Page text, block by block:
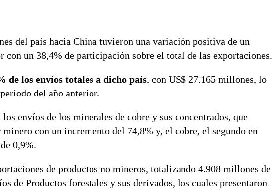
del país hacia China tuvieron una variación positiva de un
un 38,4% de participación sobre el total de las exportaciones.
de los envíos totales a dicho país, con US$ 27.165 millones, lo
del año anterior.
envíos de los minerales de cobre y sus concentrados, que
con un incremento del 74,8% y, el cobre, el segundo en
0,9%.
de productos no mineros, totalizando 4.908 millones de
de Productos forestales y sus derivados, los cuales presentaron